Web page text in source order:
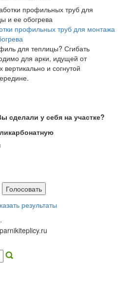
профильных труб для монтажа
для теплицы? Сгибать
для арки, идущей от
вертикально и согнутой
сделали у себя на участке?
результаты